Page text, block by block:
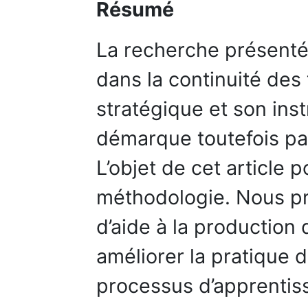
Résumé
La recherche
dans la continuité
stratégique et son
démarque toutefois
L’objet de cet article
méthodologie. Nous
d’aide à la
améliorer la pratique
processus